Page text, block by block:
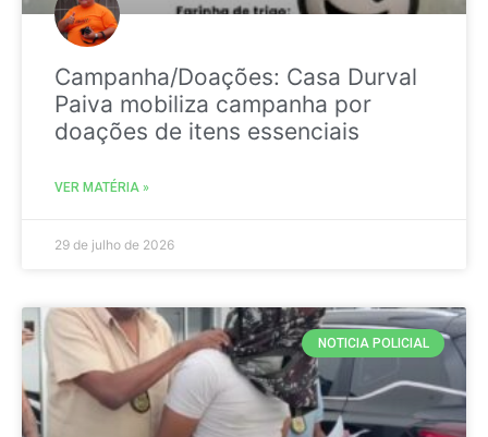
Campanha/Doações: Casa Durval
Paiva mobiliza campanha por
doações de itens essenciais
VER MATÉRIA »
29 de julho de 2026
NOTICIA POLICIAL